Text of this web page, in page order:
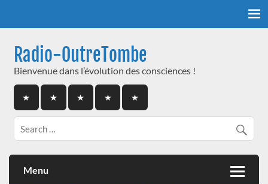
Radio-OutreTombe
Bienvenue dans l’évolution des consciences !
Menu